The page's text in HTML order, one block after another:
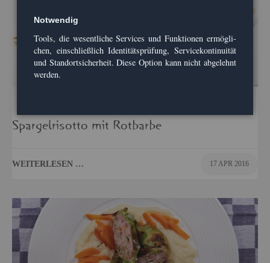
Spar­gel­ri­sot­to mit Rot­bar­be
WEI­TER­LE­SEN … 17 APR 2016
Not­wen­dig
Tools, die we­sent­li­che Ser­vices und Funk­tio­nen er­mög­li­
chen, ein­schlie­ß­lich Iden­ti­täts­prü­fung, Ser­vice­kon­ti­nui­tät
und Stand­ort­si­cher­heit. Diese Op­ti­on kann nicht ab­ge­lehnt
wer­den.